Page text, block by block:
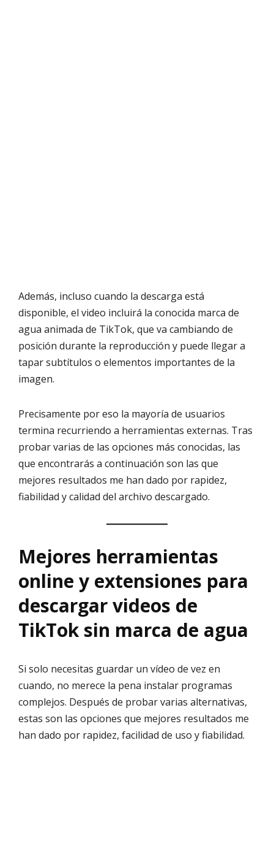
Además, incluso cuando la descarga está
disponible, el video incluirá la conocida marca de
agua animada de TikTok, que va cambiando de
posición durante la reproducción y puede llegar a
tapar subtítulos o elementos importantes de la
imagen.
Precisamente por eso la mayoría de usuarios
termina recurriendo a herramientas externas. Tras
probar varias de las opciones más conocidas, las
que encontrarás a continuación son las que
mejores resultados me han dado por rapidez,
fiabilidad y calidad del archivo descargado.
Mejores herramientas
online y extensiones para
descargar videos de
TikTok sin marca de agua
Si solo necesitas guardar un vídeo de vez en
cuando, no merece la pena instalar programas
complejos. Después de probar varias alternativas,
estas son las opciones que mejores resultados me
han dado por rapidez, facilidad de uso y fiabilidad.